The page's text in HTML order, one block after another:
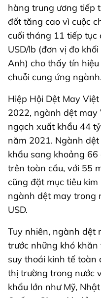
hàng trung ương tiếp
đốt tăng cao vì cuộc
cuối tháng 11 tiếp tục
USD/lb (đơn vị đo
Anh) cho thấy tín
chuỗi cung ứng ngành.
Hiệp Hội Dệt May
2022, ngành dệt may
ngạch xuất khẩu 44
năm 2021. Ngành
khẩu sang khoảng
trên toàn cầu, với 55
cũng đặt mục tiêu
ngành dệt may trong
USD.
Tuy nhiên, ngành dệt
trước những khó
suy thoái kinh tế toàn
thị trường trong nước
khẩu lớn như Mỹ,